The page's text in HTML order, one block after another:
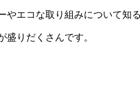
やエコな取り組みについて知
りだくさんです。